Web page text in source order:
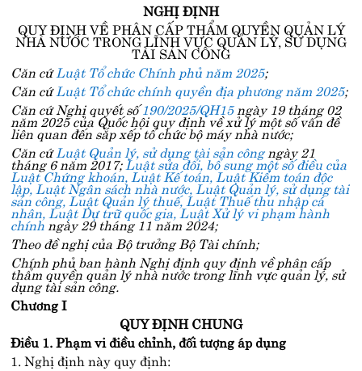
NGHỊ ĐỊNH
QUY ĐỊNH VỀ PHÂN CẤP THẨM QUYỀN QUẢN LÝ
NHÀ NƯỚC TRONG LĨNH VỰC QUẢN LÝ, SỬ DỤNG
TÀI SẢN CÔNG
Căn cứ Luật Tổ chức Chính phủ năm 2025;
Căn cứ Luật Tổ chức chính quyền địa phương năm 2025;
Căn cứ Nghị quyết số190/2025/QH15ngày 19 tháng 02
năm 2025 của Quốc hội quy định về xử lý một số vấn đề
liên quan đến sắp xếp tổ chức bộ máy nhà nước;
Căn cứ Luật Quản lý, sử dụng tài sản côngngày 21
tháng 6 năm 2017;Luật sửa đổi, bổ sung một số điều của
Luật Chứng khoán, Luật Kế toán, Luật Kiểm toán độc
lập, Luật Ngân sách nhà nước, Luật Quản lý, sử dụng tài
sản công, Luật Quản lý thuế, Luật Thuế thu nhập cá
nhân, Luật Dự trữ quốc gia, Luật Xử lý vi phạm hành
chínhngày 29 tháng 11 năm 2024;
Theo đề nghị của Bộ trưởng Bộ Tài chính;
Chính phủ ban hành Nghị định quy định về phân cấp
thẩm quyền quản lý nhà nước trong lĩnh vực quản lý, sử
dụng tài sản công.
Chương I
QUY ĐỊNH CHUNG
Điều 1. Phạm vi điều chỉnh, đối tượng áp dụng
1. Nghị định này quy định: